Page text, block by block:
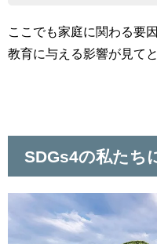
ここでも家庭に関わる要
教育に与える影響が見てと
SDGs4の私たち